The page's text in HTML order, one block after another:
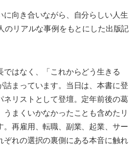
に向き合いながら、自分らしい人生
のリアルな事例をもとにした出版記
ではなく、「これからどう生きる
詰まっています。当日は、本書に登
ネリストとして登壇。定年前後の葛
うまくいかなかったことも含めたリ
。再雇用、転職、副業、起業、サー
ぞれの選択の裏側にある本音に触れ